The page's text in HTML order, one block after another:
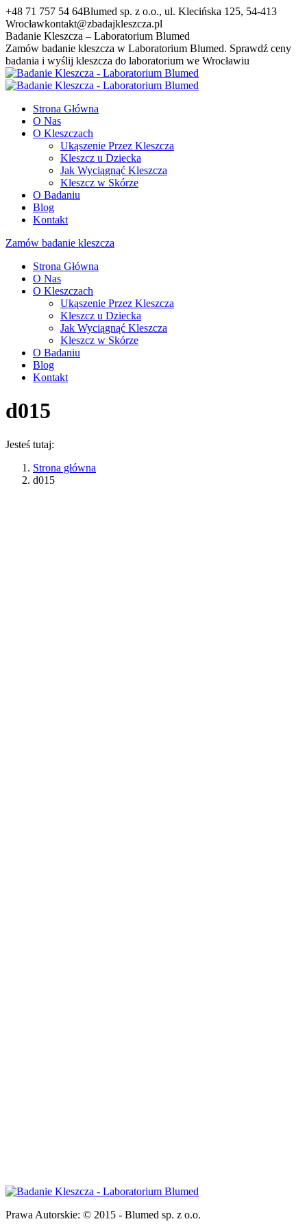
Przewiń
do
zawartości
+48 71 757 54 64Blumed sp. z o.o., ul. Klecińska 125, 54-413
Wrocławkontakt@zbadajkleszcza.pl
Facebook
page
opens
in
new
YouTube
page
opens
in
new
Badanie Kleszcza – Laboratorium Blumed
Zamów badanie kleszcza w Laboratorium Blumed. Sprawdź ceny
badania i wyślij kleszcza do laboratorium we Wrocławiu
Strona Główna
O Nas
O Kleszczach
Ukąszenie Przez Kleszcza
Kleszcz u Dziecka
Jak Wyciągnąć Kleszcza
Kleszcz w Skórze
O Badaniu
Blog
Kontakt
Zamów badanie kleszcza
Strona Główna
O Nas
O Kleszczach
Ukąszenie Przez Kleszcza
Kleszcz u Dziecka
Jak Wyciągnąć Kleszcza
Kleszcz w Skórze
O Badaniu
Blog
Kontakt
d015
Jesteś tutaj:
Strona główna
d015
Prawa Autorskie: © 2015 - Blumed sp. z o.o.